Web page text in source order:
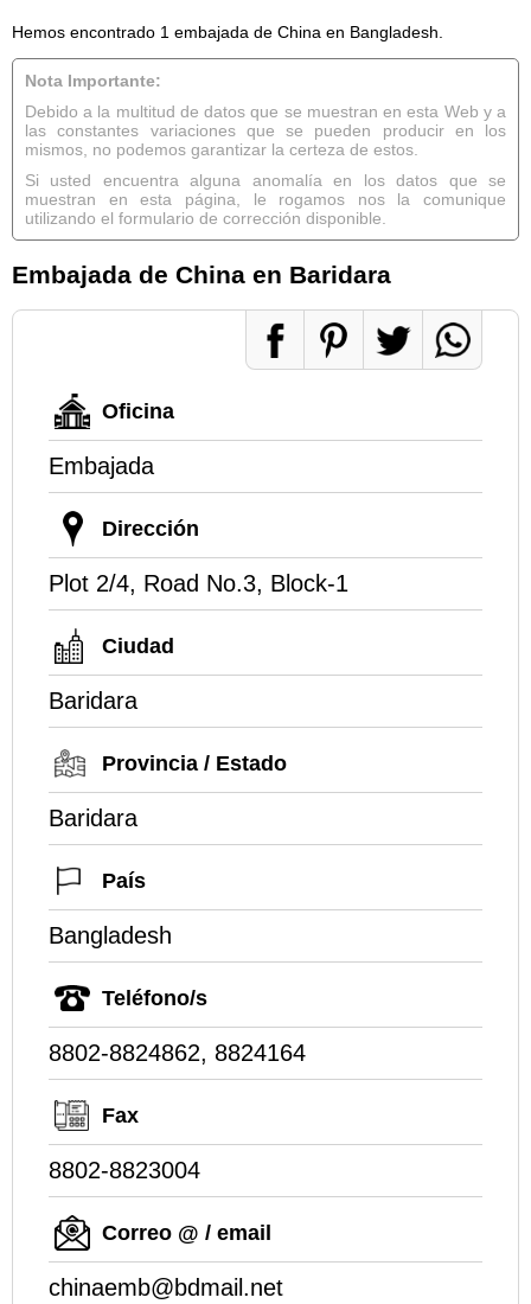
Hemos encontrado 1 embajada de China en Bangladesh.
Nota Importante:
Debido a la multitud de datos que se muestran en esta Web y a
las constantes variaciones que se pueden producir en los
mismos, no podemos garantizar la certeza de estos.
Si usted encuentra alguna anomalía en los datos que se
muestran en esta página, le rogamos nos la comunique
utilizando el formulario de corrección disponible.
Embajada de China en Baridara
Oficina
Embajada
Dirección
Plot 2/4, Road No.3, Block-1
Ciudad
Baridara
Provincia / Estado
Baridara
País
Bangladesh
Teléfono/s
8802-8824862, 8824164
Fax
8802-8823004
Correo @ / email
chinaemb@bdmail.net